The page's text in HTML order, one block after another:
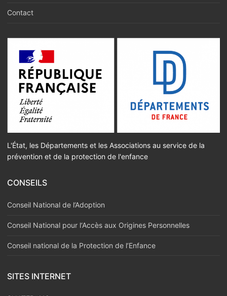
Contact
L'État, les Départements et les Associations au service de la
prévention et de la protection de l'enfance
CONSEILS
Conseil National de l’Adoption
Conseil National pour l‘Accès aux Origines Personnelles
Conseil national de la Protection de l’Enfance
SITES INTERNET